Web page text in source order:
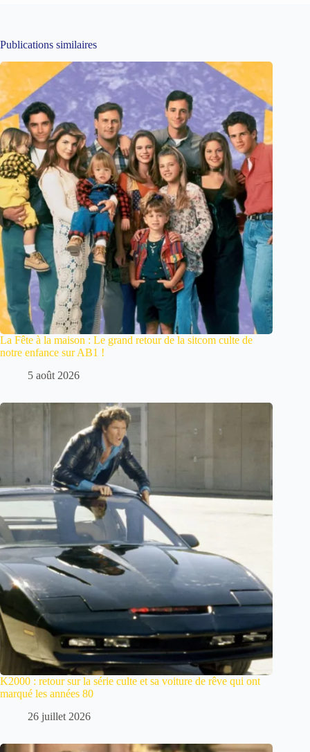
Publications similaires
La Fête à la maison : Le grand retour de la sitcom culte de
notre enfance sur AB1 !
5 août 2026
K2000 : retour sur la série culte et sa voiture de rêve qui ont
marqué les années 80
26 juillet 2026